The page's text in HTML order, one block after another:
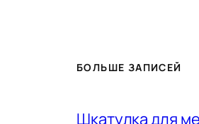
БОЛЬШЕ ЗАПИСЕЙ
Шкатулка для